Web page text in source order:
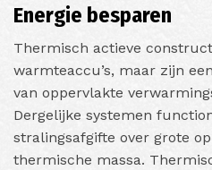
Energie besparen
Thermisch actieve
warmteaccu’s, maar zijn
van oppervlakte
Dergelijke systemen
stralingsafgifte over grote
thermische massa.